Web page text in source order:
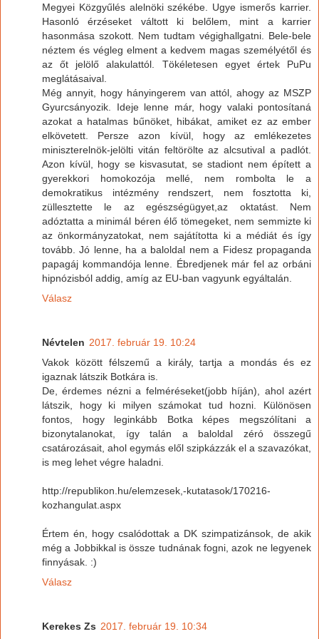
Megyei Közgyűlés alelnöki székébe. Ugye ismerős karrier.
Hasonló érzéseket váltott ki belőlem, mint a karrier
hasonmása szokott. Nem tudtam végighallgatni. Bele-bele
néztem és végleg elment a kedvem magas személyétől és
az őt jelölő alakulattól. Tökéletesen egyet értek PuPu
meglátásaival.
Még annyit, hogy hányingerem van attól, ahogy az MSZP
Gyurcsányozik. Ideje lenne már, hogy valaki pontosítaná
azokat a hatalmas bűnöket, hibákat, amiket ez az ember
elkövetett. Persze azon kívül, hogy az emlékezetes
miniszterelnök-jelölti vitán feltörölte az alcsutival a padlót.
Azon kívül, hogy se kisvasutat, se stadiont nem épített a
gyerekkori homokozója mellé, nem rombolta le a
demokratikus intézmény rendszert, nem fosztotta ki,
züllesztette le az egészségügyet,az oktatást. Nem
adóztatta a minimál béren élő tömegeket, nem semmizte ki
az önkormányzatokat, nem sajátította ki a médiát és így
tovább. Jó lenne, ha a baloldal nem a Fidesz propaganda
papagáj kommandója lenne. Ébredjenek már fel az orbáni
hipnózisból addig, amíg az EU-ban vagyunk egyáltalán.
Válasz
Névtelen 2017. február 19. 10:24
Vakok között félszemű a király, tartja a mondás és ez
igaznak látszik Botkára is.
De, érdemes nézni a felméréseket(jobb híján), ahol azért
látszik, hogy ki milyen számokat tud hozni. Különösen
fontos, hogy leginkább Botka képes megszólítani a
bizonytalanokat, így talán a baloldal zéró összegű
csatározásait, ahol egymás elől szipkázzák el a szavazókat,
is meg lehet végre haladni.
http://republikon.hu/elemzesek,-kutatasok/170216-
kozhangulat.aspx
Értem én, hogy csalódottak a DK szimpatizánsok, de akik
még a Jobbikkal is össze tudnának fogni, azok ne legyenek
finnyásak. :)
Válasz
Kerekes Zs 2017. február 19. 10:34